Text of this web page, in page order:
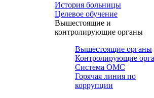
История больницы
Целевое обучение
Вышестоящие и
контролирующие органы
Вышестоящие органы
Контролирующие
Система ОМС
Горячая линия по
коррупции